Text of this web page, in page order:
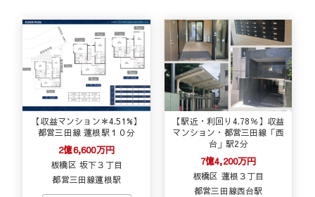
【収益マンション＊4.51%】
都営三田線 蓮根駅１０分
2億6,600万円
板橋区 坂下３丁目
都営三田線蓮根駅
【駅近・利回り4.78％】収益
マンション・都営三田線「西
台」駅2分
7億4,200万円
板橋区 蓮根３丁目
都営三田線西台駅